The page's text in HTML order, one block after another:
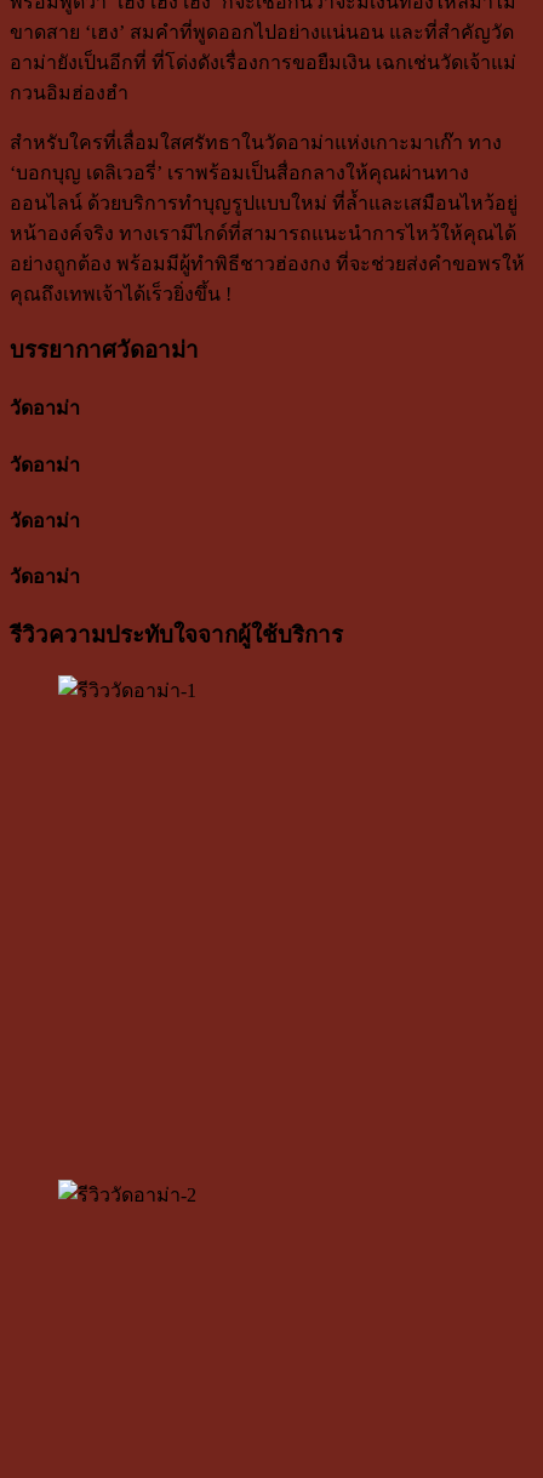
ขาดสาย ‘เฮง’ สมคำที่พูดออกไปอย่างแน่นอน และที่สำคัญวัด
อาม่ายังเป็นอีกที่ ที่โด่งดังเรื่องการขอยืมเงิน เฉกเช่นวัดเจ้าแม่
กวนอิมฮ่องฮำ
สำหรับใครที่เลื่อมใสศรัทธาในวัดอาม่าแห่งเกาะมาเก๊า ทาง
‘บอกบุญ เดลิเวอรี่’ เราพร้อมเป็นสื่อกลางให้คุณผ่านทาง
ออนไลน์ ด้วยบริการทำบุญรูปแบบใหม่ ที่ล้ำและเสมือนไหว้อยู่
หน้าองค์จริง ทางเรามีไกด์ที่สามารถแนะนำการไหว้ให้คุณได้
อย่างถูกต้อง พร้อมมีผู้ทำพิธีชาวฮ่องกง ที่จะช่วยส่งคำขอพรให้
คุณถึงเทพเจ้าได้เร็วยิ่งขึ้น !
บรรยากาศวัดอาม่า
วัดอาม่า
วัดอาม่า
วัดอาม่า
วัดอาม่า
รีวิวความประทับใจจากผู้ใช้บริการ